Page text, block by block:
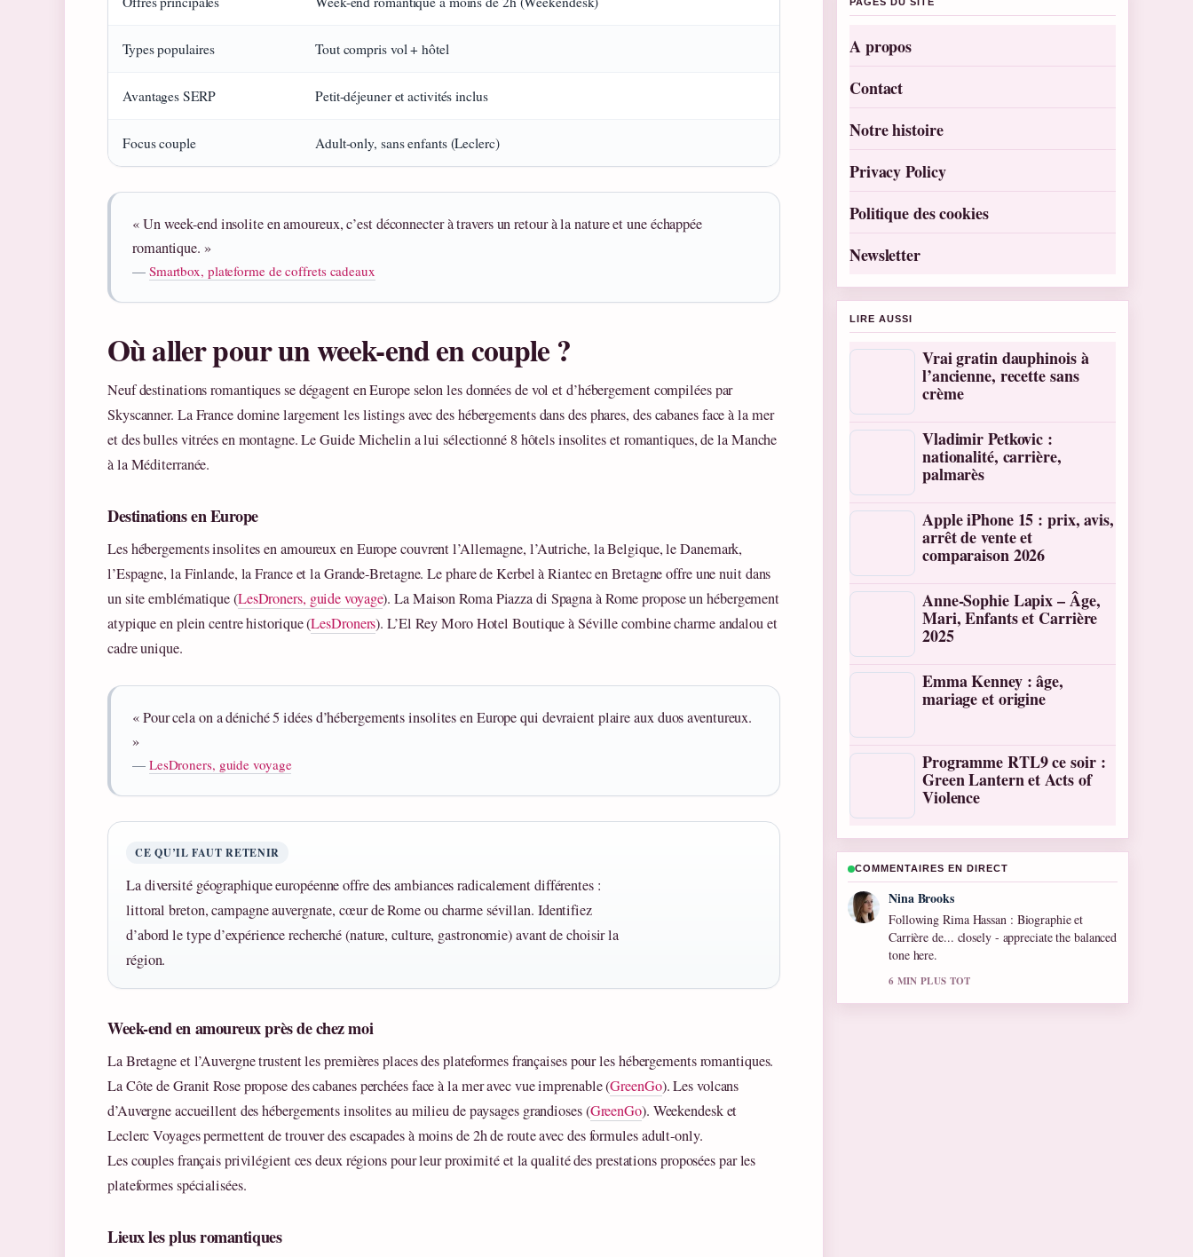
Types populaires Tout compris vol + hôtel
Avantages SERP Petit-déjeuner et activités inclus
Focus couple Adult-only, sans enfants (Leclerc)
« Un week-end insolite en amoureux, c’est déconnecter à travers un retour à la nature et une échappée
romantique. »
— Smartbox, plateforme de coffrets cadeaux
Où aller pour un week-end en couple ?
Neuf destinations romantiques se dégagent en Europe selon les données de vol et d’hébergement compilées par
Skyscanner. La France domine largement les listings avec des hébergements dans des phares, des cabanes face à la mer
et des bulles vitrées en montagne. Le Guide Michelin a lui sélectionné 8 hôtels insolites et romantiques, de la Manche
à la Méditerranée.
Destinations en Europe
Les hébergements insolites en amoureux en Europe couvrent l’Allemagne, l’Autriche, la Belgique, le Danemark,
l’Espagne, la Finlande, la France et la Grande-Bretagne. Le phare de Kerbel à Riantec en Bretagne offre une nuit dans
un site emblématique (LesDroners, guide voyage). La Maison Roma Piazza di Spagna à Rome propose un hébergement
atypique en plein centre historique (LesDroners). L’El Rey Moro Hotel Boutique à Séville combine charme andalou et
cadre unique.
« Pour cela on a déniché 5 idées d’hébergements insolites en Europe qui devraient plaire aux duos aventureux.
»
— LesDroners, guide voyage
CE QU’IL FAUT RETENIR
La diversité géographique européenne offre des ambiances radicalement différentes :
littoral breton, campagne auvergnate, cœur de Rome ou charme sévillan. Identifiez
d’abord le type d’expérience recherché (nature, culture, gastronomie) avant de choisir la
région.
Week-end en amoureux près de chez moi
La Bretagne et l’Auvergne trustent les premières places des plateformes françaises pour les hébergements romantiques.
La Côte de Granit Rose propose des cabanes perchées face à la mer avec vue imprenable (GreenGo). Les volcans
d’Auvergne accueillent des hébergements insolites au milieu de paysages grandioses (GreenGo). Weekendesk et
Leclerc Voyages permettent de trouver des escapades à moins de 2h de route avec des formules adult-only.
Les couples français privilégient ces deux régions pour leur proximité et la qualité des prestations proposées par les
plateformes spécialisées.
Lieux les plus romantiques
A propos
Contact
Notre histoire
Privacy Policy
Politique des cookies
Newsletter
LIRE AUSSI
Vrai gratin dauphinois à
l’ancienne, recette sans
crème
Vladimir Petkovic :
nationalité, carrière,
palmarès
Apple iPhone 15 : prix, avis,
arrêt de vente et
comparaison 2026
Anne-Sophie Lapix – Âge,
Mari, Enfants et Carrière
2025
Emma Kenney : âge,
mariage et origine
Programme RTL9 ce soir :
Green Lantern et Acts of
Violence
COMMENTAIRES EN DIRECT
Ren Sato
Useful context on Alain Robert : les chutes,
records et.... Please keep this live thread
updated.
8 MIN PLUS TOT